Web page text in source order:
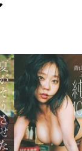
溝端 葵『もう
つの、あおい